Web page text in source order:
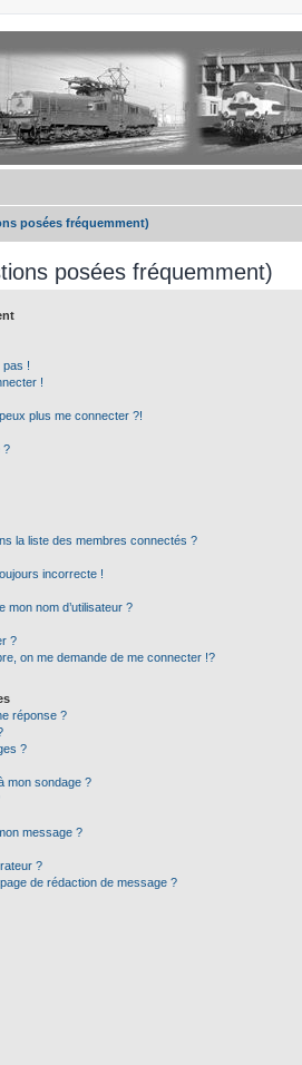
posées fréquemment)
posées fréquemment)
pas !
!
plus me connecter ?!
?
la liste des membres connectés ?
incorrecte !
mon nom d’utilisateur ?
?
on me demande de me connecter !?
réponse ?
?
mon sondage ?
message ?
?
de rédaction de message ?